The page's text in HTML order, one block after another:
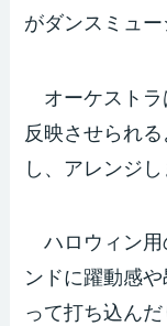
がダンスミュー
オーケストラ
反映させられ
し、アレンジし
ハロウィン用
ンドに躍動感
って打ち込ん